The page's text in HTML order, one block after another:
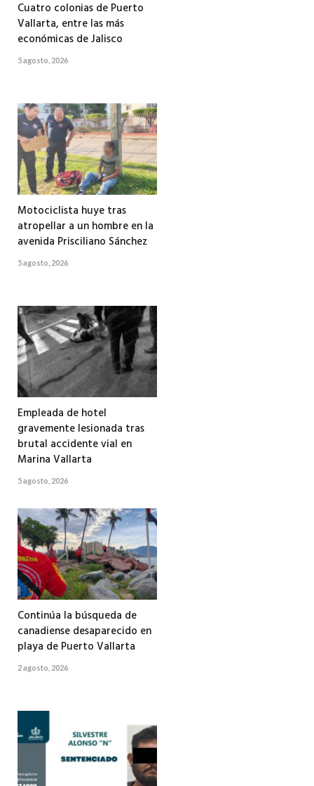
Cuatro colonias de Puerto
Vallarta, entre las más
económicas de Jalisco
5 agosto, 2026
Motociclista huye tras
atropellar a un hombre en la
avenida Prisciliano Sánchez
5 agosto, 2026
Empleada de hotel
gravemente lesionada tras
brutal accidente vial en
Marina Vallarta
5 agosto, 2026
Continúa la búsqueda de
canadiense desaparecido en
playa de Puerto Vallarta
2 agosto, 2026